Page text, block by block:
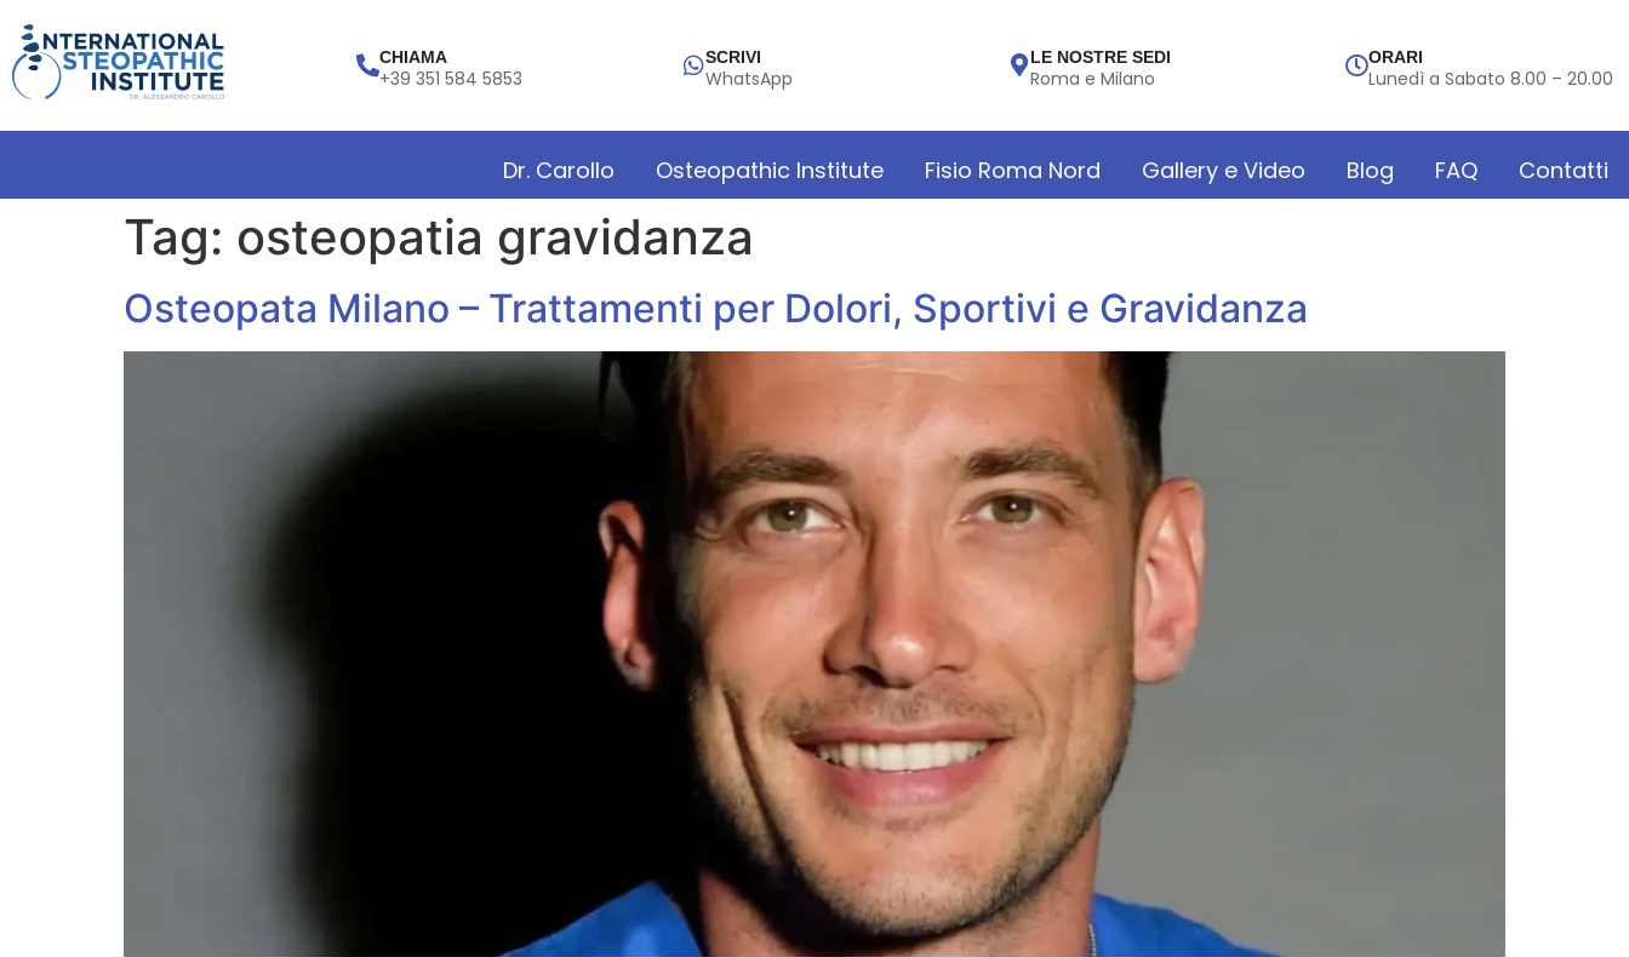
CHIAMA
+39 351 584 5853
SCRIVI
WhatsApp
LE NOSTRE SEDI
Roma e Milano
ORARI
Lunedì a Sabato 8.00 – 20.00
Dr. Carollo Osteopathic Institute Fisio Roma Nord Gallery e Video Blog FAQ Contatti
Tag: osteopatia gravidanza
Osteopata Milano – Trattamenti per Dolori, Sportivi e Gravidanza